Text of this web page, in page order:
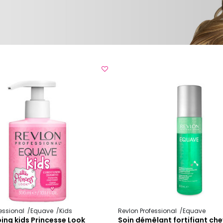
Equave Kids
kids Princesse Look
Revlon Professional Equave
Soin démêlant fortifiant